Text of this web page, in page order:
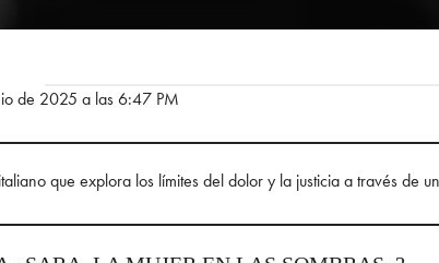
de 2025 a las 6:47 PM
que explora los límites del dolor y la justicia a través de